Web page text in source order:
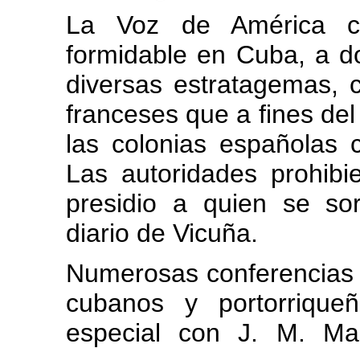
La Voz de América
formidable en Cuba, a
diversas estratagemas,
franceses que a fines
las colonias españolas
Las autoridades
presidio a quien se
diario de Vicuña.
Numerosas
cubanos y
especial con J. M.